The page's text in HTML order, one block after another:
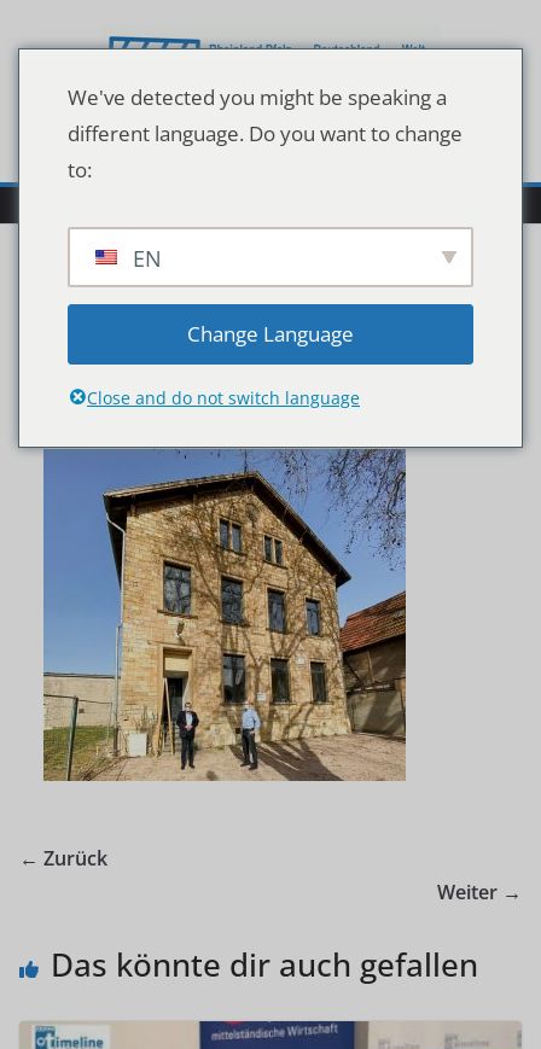
Inhalt
210223_AlteSchule1
(Andere)
← Zurück
Weiter →
Das könnte dir auch gefallen
We've detected you might be speaking a
different language. Do you want to change
to:
EN
Change Language
Close and do not switch language